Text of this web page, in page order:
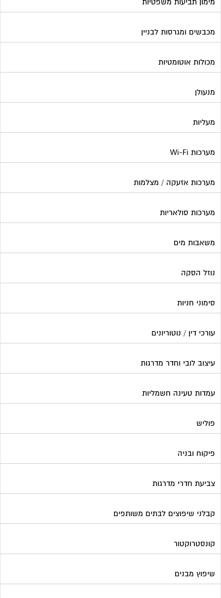
מימון תביעות משפטיות
מכבשים ומגרסות לבניין
מכולות אוטומטיות
מנעולן
מעליות
מערכות Wi-Fi
מערכות אזעקה / מצלמות
מערכות סולאריות
משאבות מים
נוזל הסקה
סימוני חניות
עורכי דין / נוטוריונים
עיצוב לובי וחדר מדרגות
עמדות טעינה חשמליות
פוליש
פיקוח ובניה
צביעת חדרי מדרגות
קבלני שיפוצים לבתים משותפים
קונסטרוקטור
שיפוץ מבנים